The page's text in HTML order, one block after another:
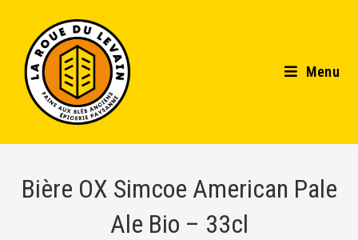
Menu
Bière OX Simcoe American Pale
Ale Bio – 33cl